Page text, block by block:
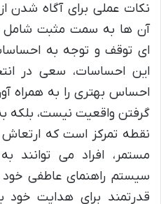
نکات عملی برای آگاه شدن
آن ها به سمت مثبت شامل
ای توقف و توجه به
این احساسات، سعی در
احساس بهتری را به همراه
گرفتن واقعیت نیست، بلکه
نقطه تمرکز است که ارتعاش
مستمر، افراد می توانند
سیستم راهنمای عاطفی خود
قدرتمند برای هدایت